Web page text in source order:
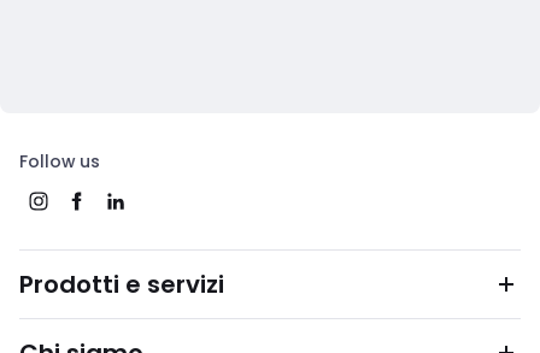
Follow us
Prodotti e servizi